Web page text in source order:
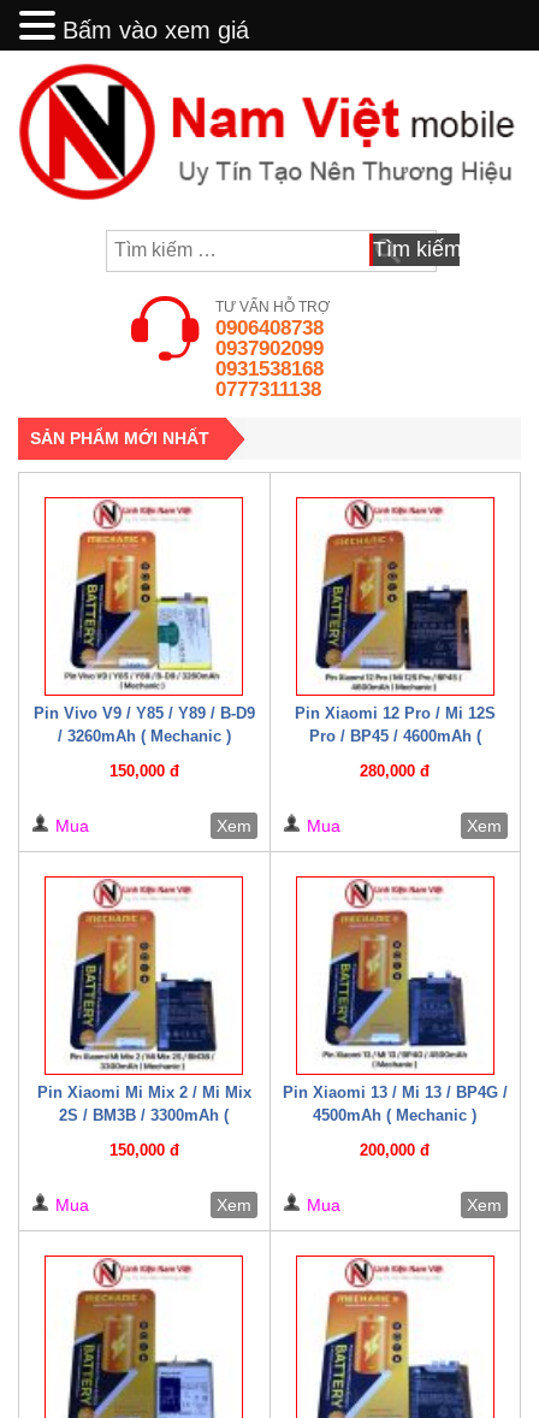
content
TƯ VẤN HỖ TRỢ
0906408738
0937902099
0931538168
0777311138
SẢN PHẨM MỚI NHẤT
Pin Vivo V9 / Y85 / Y89 / B-D9
/ 3260mAh ( Mechanic )
150,000 đ
Mua Xem
Pin Xiaomi 12 Pro / Mi 12S
Pro / BP45 / 4600mAh (
280,000 đ
Mua Xem
Pin Xiaomi Mi Mix 2 / Mi Mix
2S / BM3B / 3300mAh (
150,000 đ
Mua Xem
Pin Xiaomi 13 / Mi 13 / BP4G /
4500mAh ( Mechanic )
200,000 đ
Mua Xem
Bấm vào xem giá
Bấm vào xem giá